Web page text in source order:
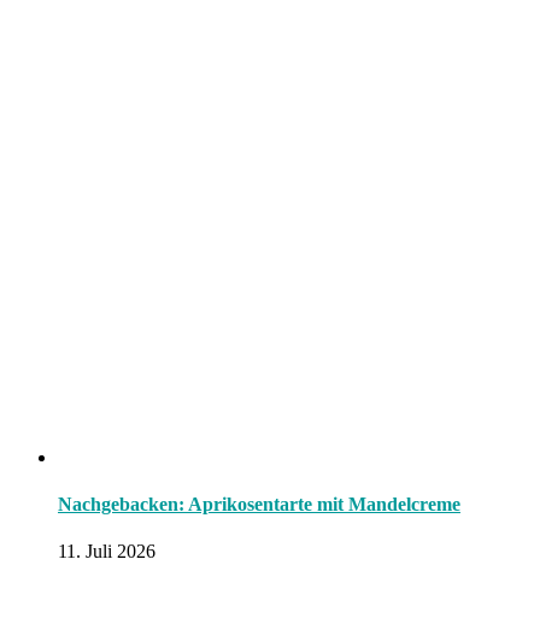
Nachgebacken: Aprikosentarte mit Mandelcreme
11. Juli 2026